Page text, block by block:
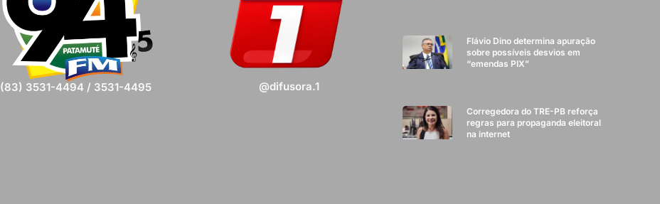
(83) 3531-4494 / 3531-4495 @difusora.1
Flávio Dino determina apuração
sobre possíveis desvios em
“emendas PIX”
Corregedora do TRE-PB reforça
regras para propaganda eleitoral
na internet